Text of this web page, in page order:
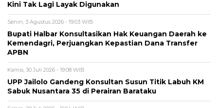
Kini Tak Lagi Layak Digunakan
Senin, 3 Agustus 2026 - 19:03 WIB
Bupati Halbar Konsultasikan Hak Keuangan Daerah ke
Kemendagri, Perjuangkan Kepastian Dana Transfer
APBN
Kamis, 30 Juli 2026 - 19:08 WIB
UPP Jailolo Gandeng Konsultan Susun Titik Labuh KM
Sabuk Nusantara 35 di Perairan Barataku